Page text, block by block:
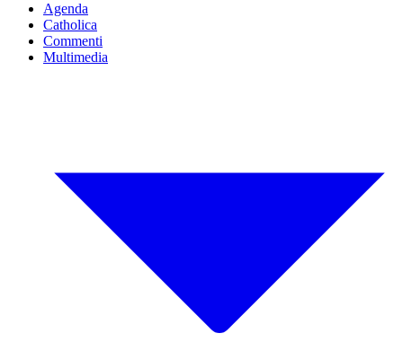
Agenda
Catholica
Commenti
Multimedia